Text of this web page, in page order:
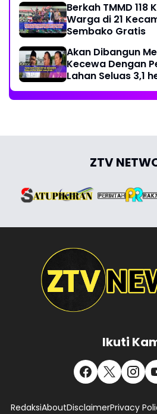
Berkah TMMD
Warga di 21
Sembako Gratis
Akan Dibangun Mesjid,
Kecewa Dengan
Lahan Seluas 3,1
ZTV
Ikuti
RedaksiAboutDisclaimerPrivacy